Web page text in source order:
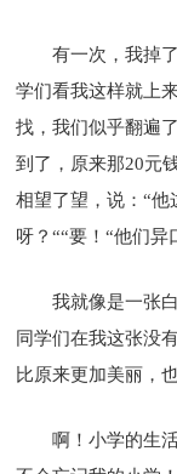
有一次，我掉
学们看我这样就上
找，我们似乎翻遍
到了，原来那20元
相望了望，说：“他
呀？““要！“他们异
我就像是一张
同学们在我这张没
比原来更加美丽，
啊！小学的生